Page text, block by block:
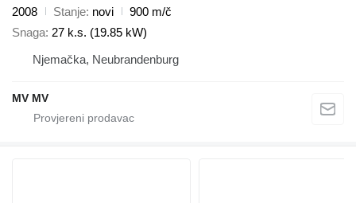
2008
Stanje novi
900 m/č
Snaga 27 k.s. (19.85 kW)
Njemačka, Neubrandenburg
MV MV